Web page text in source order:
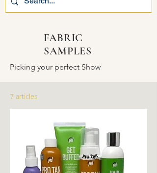
FABRIC
SAMPLES
Picking your perfect Show
7 articles